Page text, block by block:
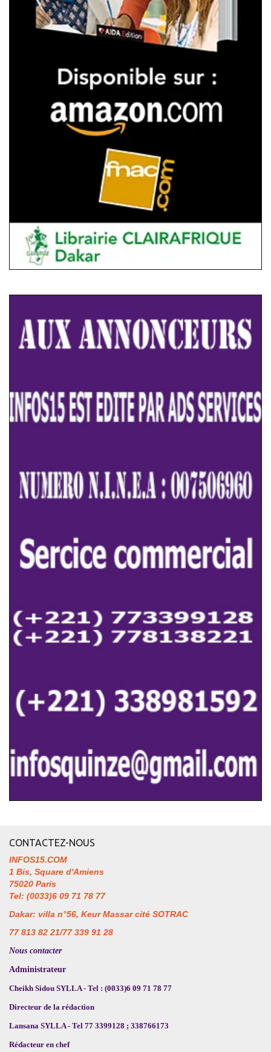
CONTACTEZ-NOUS
INFOS15.COM
1 Bis, Square d'Amiens
75020 Paris
Tel: (0033)6 09 71 78 77
Dakar: villa n°56, Keur Massar cité SOTRAC
77 813 82 21/77 339 91 28
Nous contacter
Administrateur
Cheikh Sidou SYLLA - Tel : (0033)6 09 71 78 77
Directeur de la rédaction
Lansana SYLLA - Tel 77 3399128 ; 338766173
Rédacteur en chef